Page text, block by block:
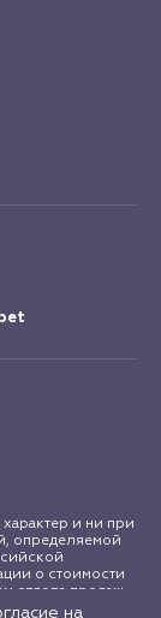
и ни при
определяемой
о стоимости
отдела продаж
защищены в
на